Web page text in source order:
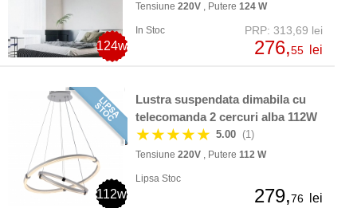
124w
Tensiune 220V , Putere 124 W
In Stoc PRP: 313,69 lei
276,55 lei
112w
Lustra suspendata dimabila cu
telecomanda 2 cercuri alba 112W
★★★★★ 5.00 (1)
Tensiune 220V , Putere 112 W
Lipsa Stoc
279,76 lei